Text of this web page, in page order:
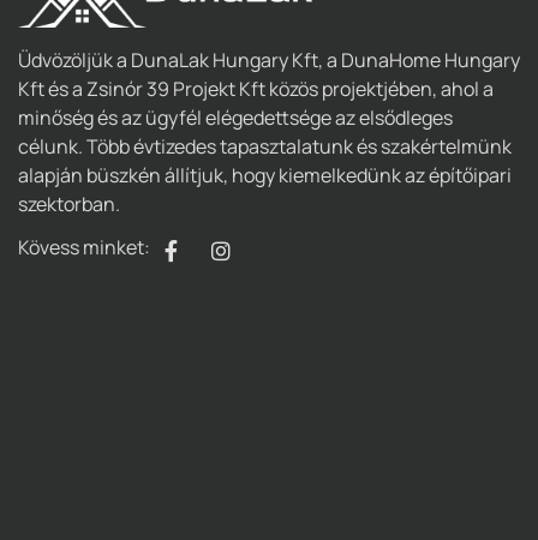
Üdvözöljük a DunaLak Hungary Kft, a DunaHome Hungary
Kft és a Zsinór 39 Projekt Kft közös projektjében, ahol a
minőség és az ügyfél elégedettsége az elsődleges
célunk. Több évtizedes tapasztalatunk és szakértelmünk
alapján büszkén állítjuk, hogy kiemelkedünk az építőipari
szektorban.
Kövess minket: